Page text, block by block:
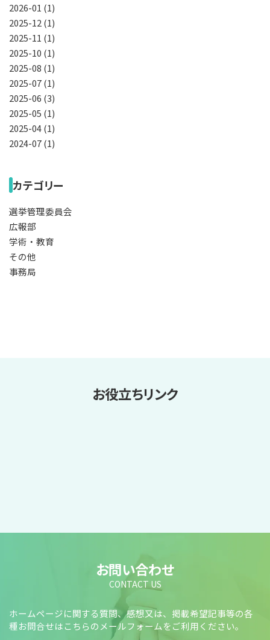
2026-01 (1)
2025-12 (1)
2025-11 (1)
2025-10 (1)
2025-08 (1)
2025-07 (1)
2025-06 (3)
2025-05 (1)
2025-04 (1)
2024-07 (1)
カテゴリー
選挙管理委員会
広報部
学術・教育
その他
事務局
お役立ちリンク
お問い合わせ
CONTACT US
ホームページに関する質問、感想又は、掲載希望記事等の各
種お問合せはこちらのメールフォームをご利用ください。